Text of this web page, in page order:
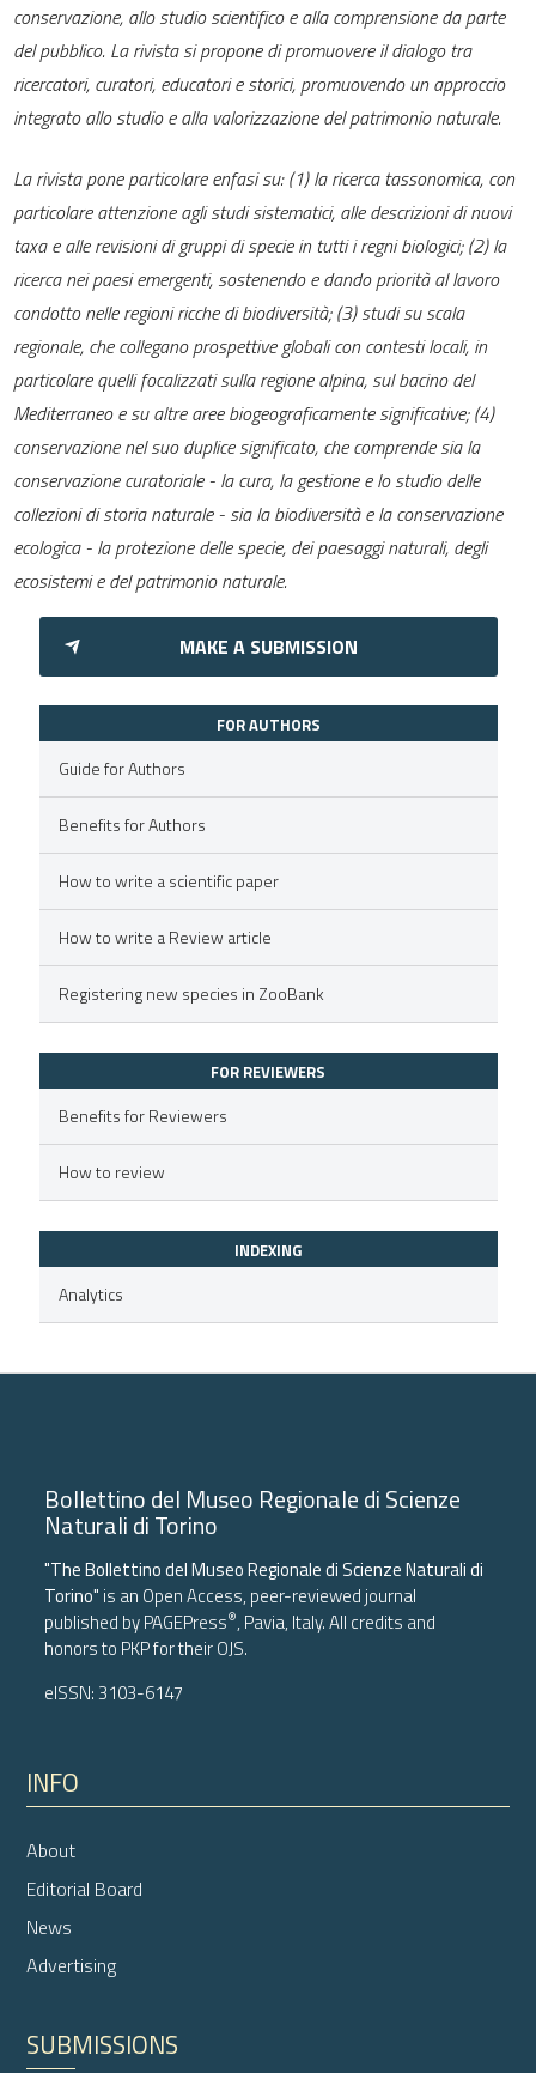
conservazione, allo studio scientifico e alla comprensione da parte
del pubblico. La rivista si propone di promuovere il dialogo tra
ricercatori, curatori, educatori e storici, promuovendo un approccio
integrato allo studio e alla valorizzazione del patrimonio naturale.
La rivista pone particolare enfasi su: (1) la ricerca tassonomica, con
particolare attenzione agli studi sistematici, alle descrizioni di nuovi
taxa e alle revisioni di gruppi di specie in tutti i regni biologici; (2) la
ricerca nei paesi emergenti, sostenendo e dando priorità al lavoro
condotto nelle regioni ricche di biodiversità; (3) studi su scala
regionale, che collegano prospettive globali con contesti locali, in
particolare quelli focalizzati sulla regione alpina, sul bacino del
Mediterraneo e su altre aree biogeograficamente significative; (4)
conservazione nel suo duplice significato, che comprende sia la
conservazione curatoriale - la cura, la gestione e lo studio delle
collezioni di storia naturale - sia la biodiversità e la conservazione
ecologica - la protezione delle specie, dei paesaggi naturali, degli
ecosistemi e del patrimonio naturale.
MAKE A SUBMISSION
FOR AUTHORS
Guide for Authors
Benefits for Authors
How to write a scientific paper
How to write a Review article
Registering new species in ZooBank
FOR REVIEWERS
Benefits for Reviewers
How to review
INDEXING
Analytics
Bollettino del Museo Regionale di Scienze
Naturali di Torino
"The Bollettino del Museo Regionale di Scienze Naturali di
Torino" is an Open Access, peer-reviewed journal
published byPAGEPress®, Pavia, Italy. All credits and
honors to PKPfor theirOJS.
eISSN: 3103-6147
INFO
About
Editorial Board
News
Advertising
SUBMISSIONS